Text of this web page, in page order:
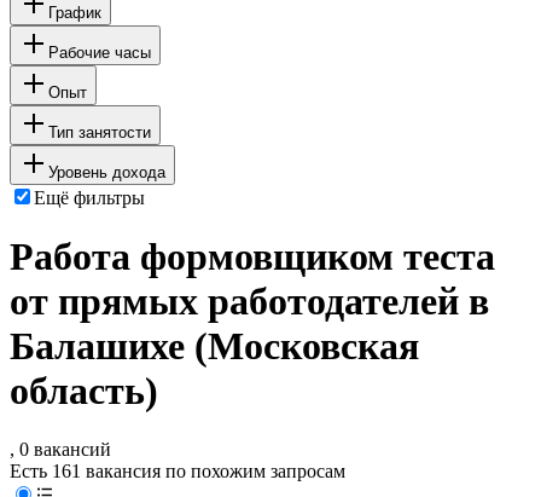
График
Рабочие часы
Опыт
Тип занятости
Уровень дохода
Ещё фильтры
Работа формовщиком теста
от прямых работодателей в
Балашихе (Московская
область)
, 0 вакансий
Есть 161 вакансия по похожим запросам